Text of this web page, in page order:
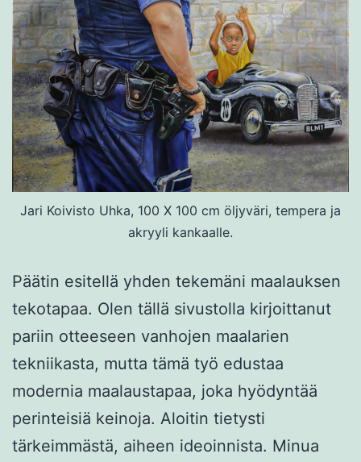
Jari Koivisto Uhka, 100 X 100 cm öljyväri, tempera ja
akryyli kankaalle.
Päätin esitellä yhden tekemäni maalauksen
tekotapaa. Olen tällä sivustolla kirjoittanut
pariin otteeseen vanhojen maalarien
tekniikasta, mutta tämä työ edustaa
modernia maalaustapaa, joka hyödyntää
perinteisiä keinoja. Aloitin tietysti
tärkeimmästä, aiheen ideoinnista. Minua